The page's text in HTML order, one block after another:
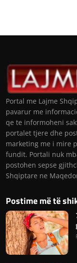
Portal me Lajme
pavarur me
qe te informoheni
portalet tjere dhe
marketing me i mire
fundit. Portali nuk
postohen sepse
Shqiptare ne
Postime më të